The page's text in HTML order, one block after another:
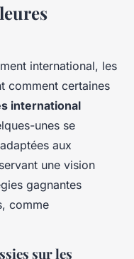
international, les
comment certaines
international
unes se
aux
une vision
gagnantes
comme
sur les